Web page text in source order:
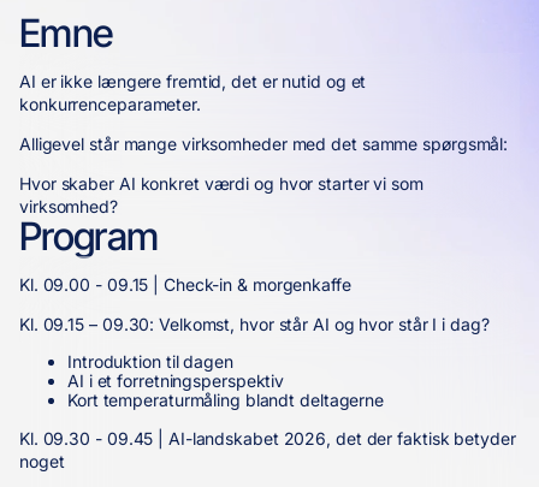
Emne
AI er ikke længere fremtid, det er nutid og et
konkurrenceparameter.
Alligevel står mange virksomheder med det samme spørgsmål:
Hvor skaber AI konkret værdi og hvor starter vi som
virksomhed?
Program
Kl. 09.00 - 09.15 | Check-in & morgenkaffe
Kl. 09.15 – 09.30: Velkomst, hvor står AI og hvor står I i dag?
Introduktion til dagen
AI i et forretningsperspektiv
Kort temperaturmåling blandt deltagerne
Kl. 09.30 - 09.45 | AI-landskabet 2026, det der faktisk betyder
noget